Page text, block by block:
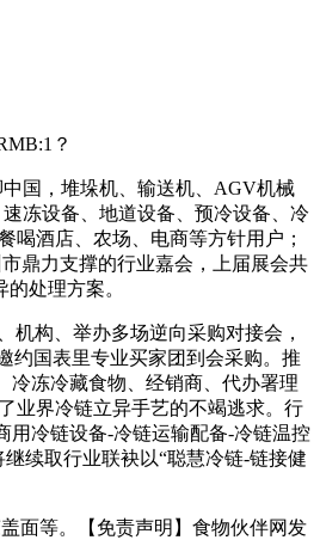
？
国，堆垛机、输送机、AGV机械
冻设备、地道设备、预冷设备、冷
喝酒店、农场、电商等方针用户；
鼎力支撑的行业嘉会，上届展会共
处理方案。
构、举办多场逆向采购对接会，
约国表里专业买家团到会采购。推
冷冻冷藏食物、经销商、代办署理
业界冷链立异手艺的不竭逃求。行
用冷链设备-冷链运输配备-冷链温控
续取行业联袂以“聪慧冷链-链接健
面等。【免责声明】食物伙伴网发